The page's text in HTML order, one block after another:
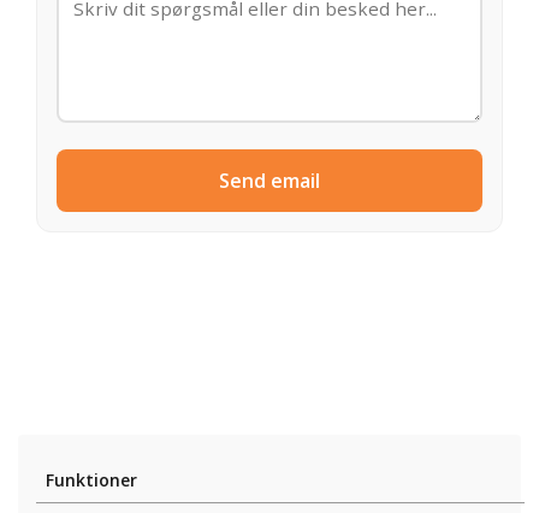
Send email
Funktioner